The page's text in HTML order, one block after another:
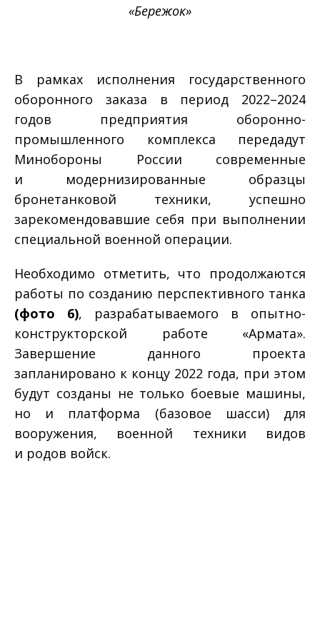
«Бережок»
В рамках исполнения государственного
оборонного заказа в период 2022–2024
годов предприятия оборонно-
промышленного комплекса передадут
Минобороны России современные
и модернизированные образцы
бронетанковой техники, успешно
зарекомендовавшие себя при выполнении
специальной военной операции.
Необходимо отметить, что продолжаются
работы по созданию перспективного танка
(фото 6), разрабатываемого в опытно-
конструкторской работе «Армата».
Завершение данного проекта
запланировано к концу 2022 года, при этом
будут созданы не только боевые машины,
но и платформа (базовое шасси) для
вооружения, военной техники видов
и родов войск.